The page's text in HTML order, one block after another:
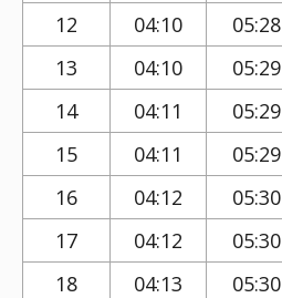
12
04:10 05:28
13
04:10 05:29
14
04:11 05:29
15
04:11 05:29
16
04:12 05:30
17
04:12 05:30
18
04:13 05:30